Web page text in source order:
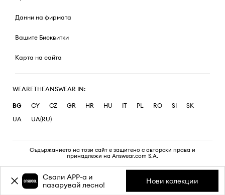
Данни на фирмата
Вашите Бисквитки
Карта на сайта
WEARETHEANSWEAR IN:
BG CY CZ GR HR HU IT PL RO SI
SK
UA
UA(RU)
Съдържанието на този сайт е защитено с авторски права и
принадлежи на Answear.com S.A.
Свали APP-a и
пазарувай лесно!
Нови колекции